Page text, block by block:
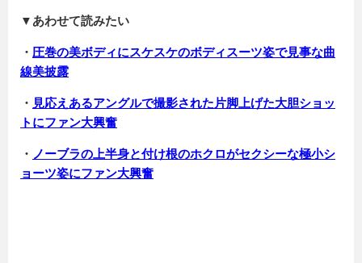
▼あわせて読みたい
・ 圧巻の美ボディにスケスケのボディスーツ姿で見事な曲
線美披露
・ 見応えあるアングルで撮影された片脚上げた大胆ショッ
トにファン大興奮
・ ノーブラの上半身と付け根のホクロがセクシーな極小シ
ョーツ姿にファン大興奮